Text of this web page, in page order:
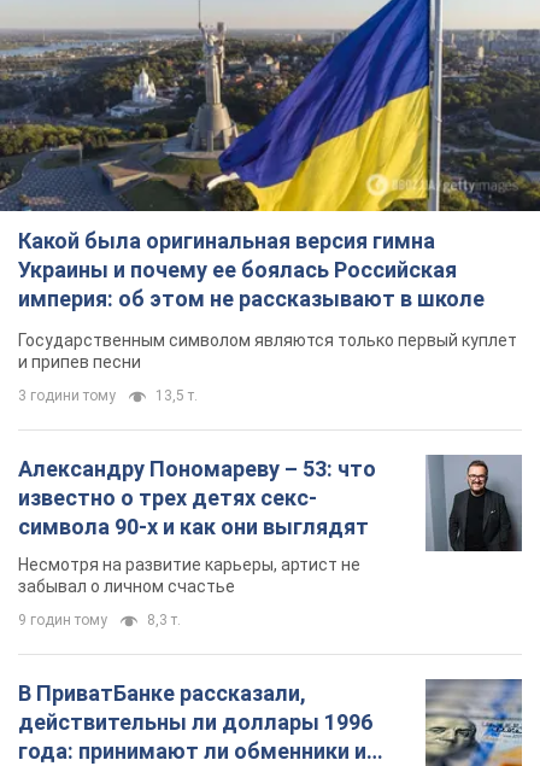
Какой была оригинальная версия гимна
Украины и почему ее боялась Российская
империя: об этом не рассказывают в школе
Государственным символом являются только первый куплет
и припев песни
3 години тому 13,5 т.
Александру Пономареву – 53: что
известно о трех детях секс-
символа 90-х и как они выглядят
Несмотря на развитие карьеры, артист не
забывал о личном счастье
9 годин тому 8,3 т.
В ПриватБанке рассказали,
действительны ли доллары 1996
года: принимают ли обменники и